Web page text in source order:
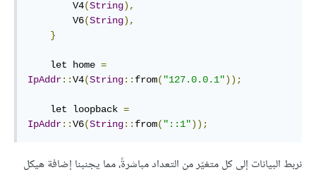
        V4
(String),
        V6
(String),
}
    let home
=
IpAddr::V4(String:: from( "127.0.0.1"));
    let loopback
=
IpAddr::V6(String:: from( "::1"));
نربط البيانات إلى كل متغيّر من التعداد مباشرةً، مما يجنبنا إضافة هيكل